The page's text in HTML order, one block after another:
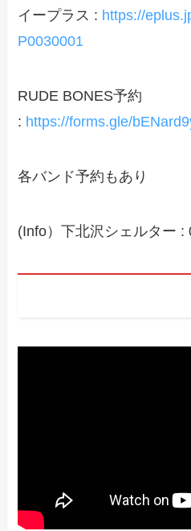
イープラス : https://
P0030001
RUDE BONES予約
: https://forms.gle/
各バンド予約もあり
(Info）下北沢シェルター :